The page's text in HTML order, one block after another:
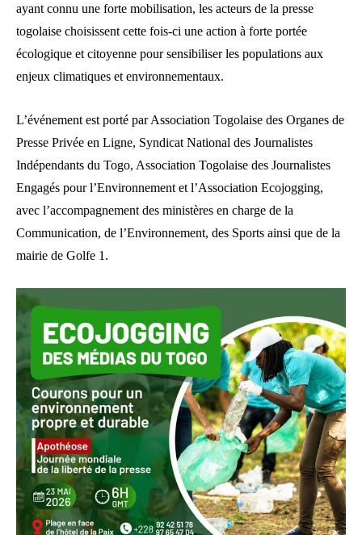
ayant connu une forte mobilisation, les acteurs de la presse
togolaise choisissent cette fois-ci une action à forte portée
écologique et citoyenne pour sensibiliser les populations aux
enjeux climatiques et environnementaux.
L’événement est porté par Association Togolaise des Organes de
Presse Privée en Ligne, Syndicat National des Journalistes
Indépendants du Togo, Association Togolaise des Journalistes
Engagés pour l’Environnement et l’Association Ecojogging,
avec l’accompagnement des ministères en charge de la
Communication, de l’Environnement, des Sports ainsi que de la
mairie de Golfe 1.